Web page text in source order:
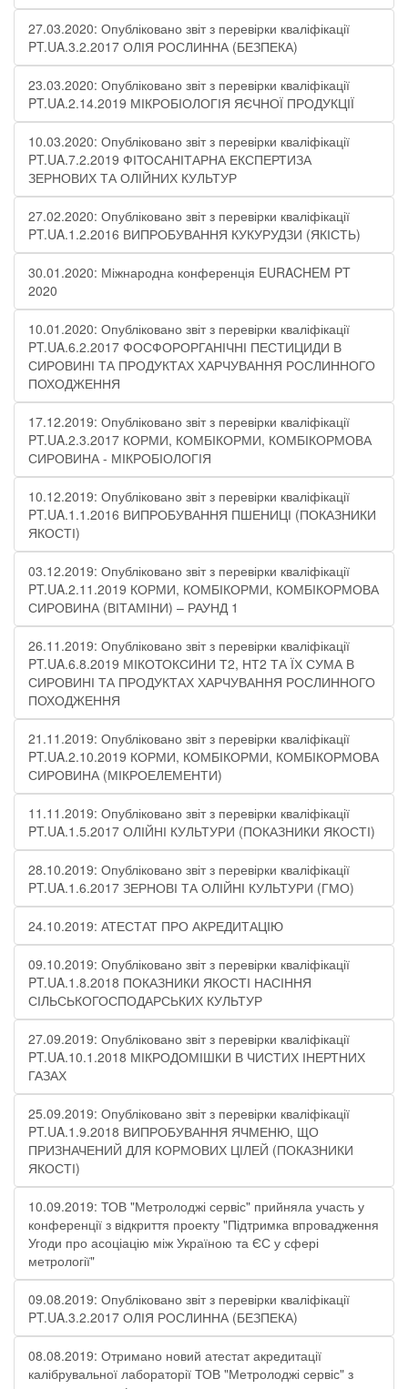
27.03.2020: Опубліковано звіт з перевірки кваліфікації
PT.UA.3.2.2017 ОЛІЯ РОСЛИННА (БЕЗПЕКА)
23.03.2020: Опубліковано звіт з перевірки кваліфікації
PT.UA.2.14.2019 МІКРОБІОЛОГІЯ ЯЄЧНОЇ ПРОДУКЦІЇ
10.03.2020: Опубліковано звіт з перевірки кваліфікації
PT.UA.7.2.2019 ФІТОСАНІТАРНА ЕКСПЕРТИЗА
ЗЕРНОВИХ ТА ОЛІЙНИХ КУЛЬТУР
27.02.2020: Опубліковано звіт з перевірки кваліфікації
PT.UA.1.2.2016 ВИПРОБУВАННЯ КУКУРУДЗИ (ЯКІСТЬ)
30.01.2020: Міжнародна конференція EURACHEM PT
2020
10.01.2020: Опубліковано звіт з перевірки кваліфікації
PT.UA.6.2.2017 ФОСФОРОРГАНІЧНІ ПЕСТИЦИДИ В
СИРОВИНІ ТА ПРОДУКТАХ ХАРЧУВАННЯ РОСЛИННОГО
ПОХОДЖЕННЯ
17.12.2019: Опубліковано звіт з перевірки кваліфікації
PT.UA.2.3.2017 КОРМИ, КОМБІКОРМИ, КОМБІКОРМОВА
СИРОВИНА - МІКРОБІОЛОГІЯ
10.12.2019: Опубліковано звіт з перевірки кваліфікації
PT.UA.1.1.2016 ВИПРОБУВАННЯ ПШЕНИЦІ (ПОКАЗНИКИ
ЯКОСТІ)
03.12.2019: Опубліковано звіт з перевірки кваліфікації
PT.UA.2.11.2019 КОРМИ, КОМБІКОРМИ, КОМБІКОРМОВА
СИРОВИНА (ВІТАМІНИ) – РАУНД 1
26.11.2019: Опубліковано звіт з перевірки кваліфікації
PT.UA.6.8.2019 МІКОТОКСИНИ Т2, НТ2 ТА ЇХ СУМА В
СИРОВИНІ ТА ПРОДУКТАХ ХАРЧУВАННЯ РОСЛИННОГО
ПОХОДЖЕННЯ
21.11.2019: Опубліковано звіт з перевірки кваліфікації
PT.UA.2.10.2019 КОРМИ, КОМБІКОРМИ, КОМБІКОРМОВА
СИРОВИНА (МІКРОЕЛЕМЕНТИ)
11.11.2019: Опубліковано звіт з перевірки кваліфікації
PT.UA.1.5.2017 ОЛІЙНІ КУЛЬТУРИ (ПОКАЗНИКИ ЯКОСТІ)
28.10.2019: Опубліковано звіт з перевірки кваліфікації
PT.UA.1.6.2017 ЗЕРНОВІ ТА ОЛІЙНІ КУЛЬТУРИ (ГМО)
24.10.2019: АТЕСТАТ ПРО АКРЕДИТАЦІЮ
09.10.2019: Опубліковано звіт з перевірки кваліфікації
PT.UA.1.8.2018 ПОКАЗНИКИ ЯКОСТІ НАСІННЯ
СІЛЬСЬКОГОСПОДАРСЬКИХ КУЛЬТУР
27.09.2019: Опубліковано звіт з перевірки кваліфікації
PT.UA.10.1.2018 МІКРОДОМІШКИ В ЧИСТИХ ІНЕРТНИХ
ГАЗАХ
25.09.2019: Опубліковано звіт з перевірки кваліфікації
PT.UA.1.9.2018 ВИПРОБУВАННЯ ЯЧМЕНЮ, ЩО
ПРИЗНАЧЕНИЙ ДЛЯ КОРМОВИХ ЦІЛЕЙ (ПОКАЗНИКИ
ЯКОСТІ)
10.09.2019: ТОВ "Метролоджі сервіс" прийняла участь у
конференції з відкриття проекту "Підтримка впровадження
Угоди про асоціацію між Україною та ЄС у сфері
метрології"
09.08.2019: Опубліковано звіт з перевірки кваліфікації
PT.UA.3.2.2017 ОЛІЯ РОСЛИННА (БЕЗПЕКА)
08.08.2019: Отримано новий атестат акредитації
калібрувальної лабораторії ТОВ "Метролоджі сервіс" з